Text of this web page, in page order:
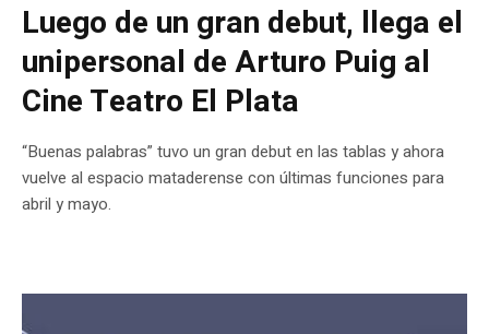
Luego de un gran debut, llega el
unipersonal de Arturo Puig al
Cine Teatro El Plata
“Buenas palabras” tuvo un gran debut en las tablas y ahora
vuelve al espacio mataderense con últimas funciones para
abril y mayo.